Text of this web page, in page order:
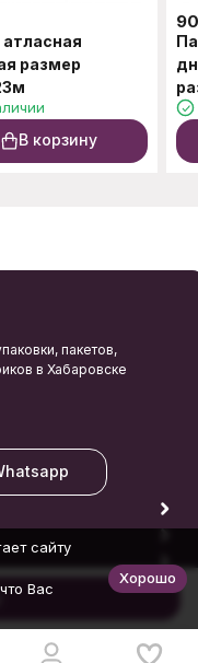
размер
В корзину
90
пакетов,
в Хабаровске
сайту
Вас
Хорошо